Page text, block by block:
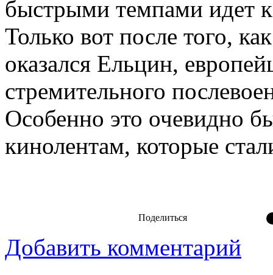
быстрыми темпами идет
Только вот после того,
оказался Ельцин,
стремительного
Особенно это очевидно
кинолентам, которые
Поделиться
Добавить комментарий